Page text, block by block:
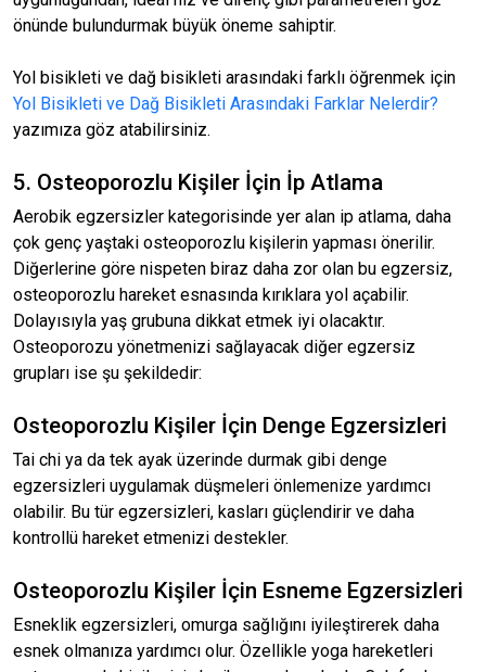
önünde bulundurmak büyük öneme sahiptir.
Yol bisikleti ve dağ bisikleti arasındaki farklı öğrenmek için
Yol Bisikleti ve Dağ Bisikleti Arasındaki Farklar Nelerdir?
yazımıza göz atabilirsiniz.
5. Osteoporozlu Kişiler İçin İp Atlama
Aerobik egzersizler kategorisinde yer alan ip atlama, daha
çok genç yaştaki osteoporozlu kişilerin yapması önerilir.
Diğerlerine göre nispeten biraz daha zor olan bu egzersiz,
osteoporozlu hareket esnasında kırıklara yol açabilir.
Dolayısıyla yaş grubuna dikkat etmek iyi olacaktır.
Osteoporozu yönetmenizi sağlayacak diğer egzersiz
grupları ise şu şekildedir:
Osteoporozlu Kişiler İçin Denge Egzersizleri
Tai chi ya da tek ayak üzerinde durmak gibi denge
egzersizleri uygulamak düşmeleri önlemenize yardımcı
olabilir. Bu tür egzersizleri, kasları güçlendirir ve daha
kontrollü hareket etmenizi destekler.
Osteoporozlu Kişiler İçin Esneme Egzersizleri
Esneklik egzersizleri, omurga sağlığını iyileştirerek daha
esnek olmanıza yardımcı olur. Özellikle yoga hareketleri